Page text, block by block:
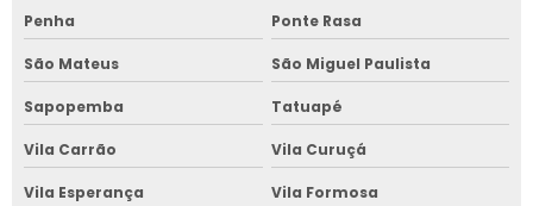
Penha Ponte Rasa
São Mateus São Miguel Paulista
Sapopemba Tatuapé
Vila Carrão Vila Curuçá
Vila Esperança Vila Formosa